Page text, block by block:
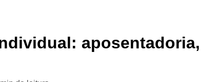
aposentadoria,